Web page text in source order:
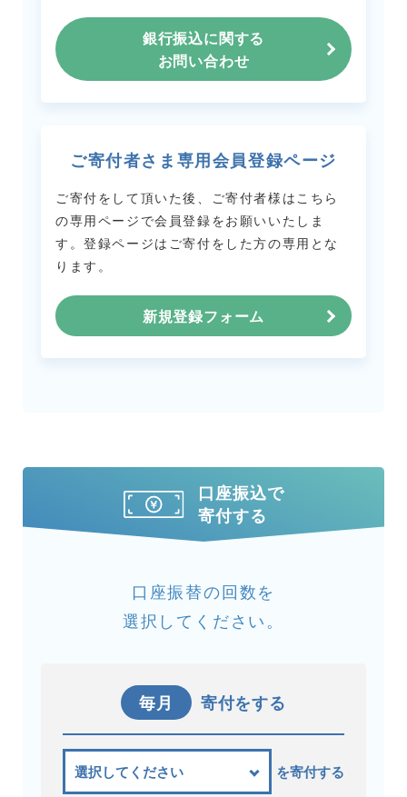
銀行振込に関する
お問い合わせ
ご寄付者さま専用会員登録ページ
ご寄付をして頂いた後、ご寄付者様はこちら
の専用ページで会員登録をお願いいたしま
す。登録ページはご寄付をした方の専用とな
ります。
新規登録フォーム
口座振込で
寄付する
口座振替の回数を
選択してください。
毎月 寄付をする
を寄付する